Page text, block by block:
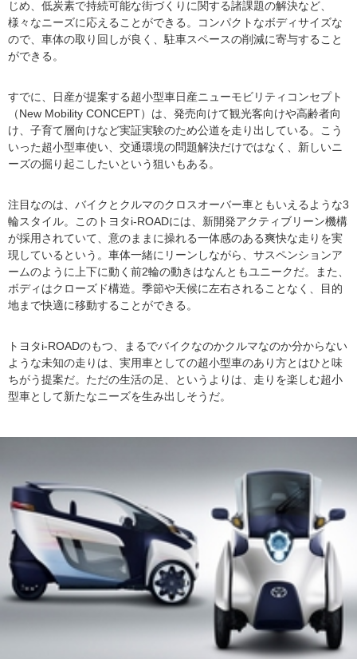
じめ、低炭素で持続可能な街づくりに関する諸課題の解決など、
様々なニーズに応えることができる。コンパクトなボディサイズな
ので、車体の取り回しが良く、駐車スペースの削減に寄与すること
ができる。
すでに、日産が提案する超小型車日産ニューモビリティコンセプト
（New Mobility CONCEPT）は、発売向けて観光客向けや高齢者向
け、子育て層向けなど実証実験のため公道を走り出している。こう
いった超小型車使い、交通環境の問題解決だけではなく、新しいニ
ーズの掘り起こしたいという狙いもある。
注目なのは、バイクとクルマのクロスオーバー車ともいえるような3
輪スタイル。このトヨタi-ROADには、新開発アクティブリーン機構
が採用されていて、意のままに操れる一体感のある爽快な走りを実
現しているという。車体一緒にリーンしながら、サスペンションア
ームのように上下に動く前2輪の動きはなんともユニークだ。また、
ボディはクローズド構造。季節や天候に左右されることなく、目的
地まで快適に移動することができる。
トヨタi-ROADのもつ、まるでバイクなのかクルマなのか分からない
ような未知の走りは、実用車としての超小型車のあり方とはひと味
ちがう提案だ。ただの生活の足、というよりは、走りを楽しむ超小
型車として新たなニーズを生み出しそうだ。